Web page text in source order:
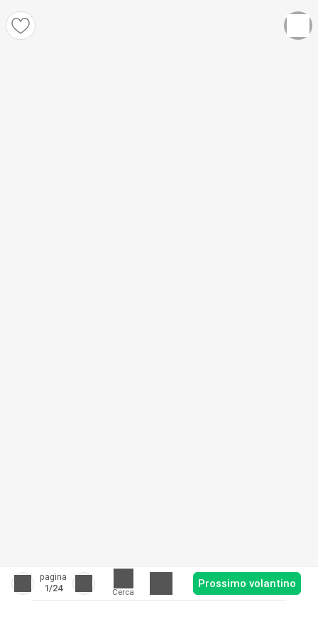
pagina
1/24 Cerca
Prossimo volantino